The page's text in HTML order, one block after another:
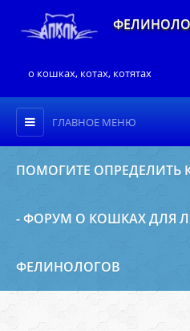
о кошках, котах, котятах
ГЛАВНОЕ МЕНЮ
ПОМОГИТЕ
- ФОРУМ О КОШКАХ ДЛЯ
ФЕЛИНОЛОГОВ